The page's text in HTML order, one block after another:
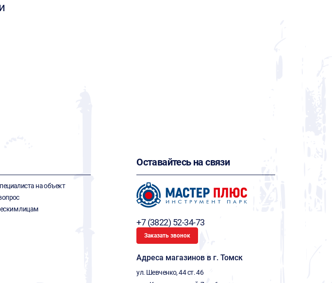
на объект
лицам
Оставайтесь на связи
+7 (3822) 52-34-73
Заказать звонок
Адреса магазинов в г. Томск
ул. Шевченко, 44 ст. 46